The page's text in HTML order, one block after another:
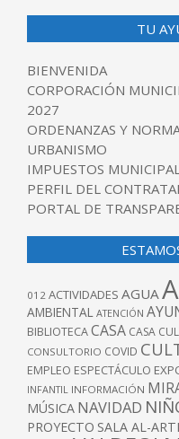
TU
BIENVENIDA
CORPORACIÓN
2027
ORDENANZAS Y
URBANISMO
IMPUESTOS
PERFIL DEL
PORTAL DE
012 ACTIVIDADES AGUA
AMBIENTAL ATENCIÓN
BIBLIOTECACASA CASA
CONSULTORIO COVID
EMPLEO ESPECTÁCULO
INFANTIL INFORMACIÓN
MÚSICA NAVIDAD
PROYECTO SALA AL-